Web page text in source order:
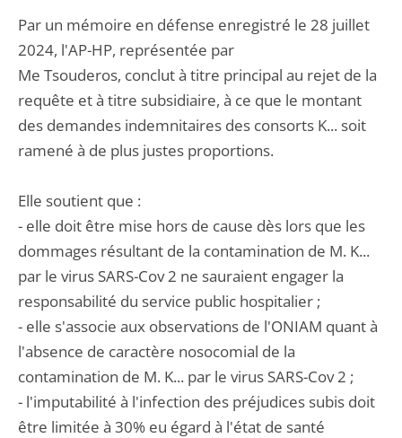
Par un mémoire en défense enregistré le 28 juillet
2024, l'AP-HP, représentée par
Me Tsouderos, conclut à titre principal au rejet de la
requête et à titre subsidiaire, à ce que le montant
des demandes indemnitaires des consorts K... soit
ramené à de plus justes proportions.
Elle soutient que :
- elle doit être mise hors de cause dès lors que les
dommages résultant de la contamination de M. K...
par le virus SARS-Cov 2 ne sauraient engager la
responsabilité du service public hospitalier ;
- elle s'associe aux observations de l'ONIAM quant à
l'absence de caractère nosocomial de la
contamination de M. K... par le virus SARS-Cov 2 ;
- l'imputabilité à l'infection des préjudices subis doit
être limitée à 30% eu égard à l'état de santé